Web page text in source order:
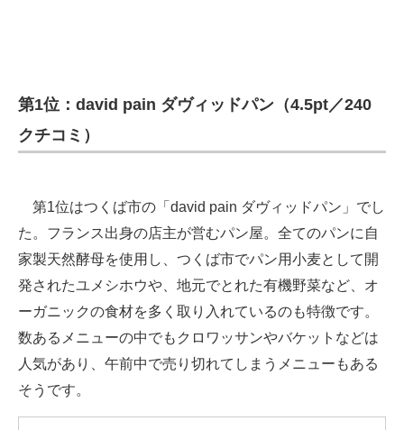
第1位：david pain ダヴィッドパン（4.5pt／240
クチコミ）
第1位はつくば市の「david pain ダヴィッドパン」でし
た。フランス出身の店主が営むパン屋。全てのパンに自
家製天然酵母を使用し、つくば市でパン用小麦として開
発されたユメシホウや、地元でとれた有機野菜など、オ
ーガニックの食材を多く取り入れているのも特徴です。
数あるメニューの中でもクロワッサンやバケットなどは
人気があり、午前中で売り切れてしまうメニューもある
そうです。